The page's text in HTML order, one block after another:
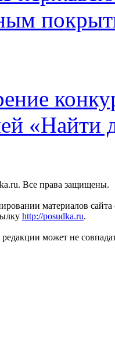
«Найти
Все права защищены.
материалов сайта
http://posudka.ru.
может не